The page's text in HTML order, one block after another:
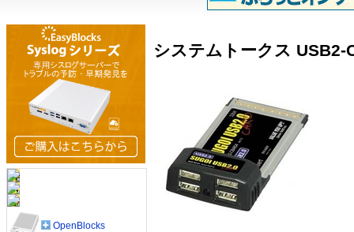
システムトークス USB2-
OpenBlocks